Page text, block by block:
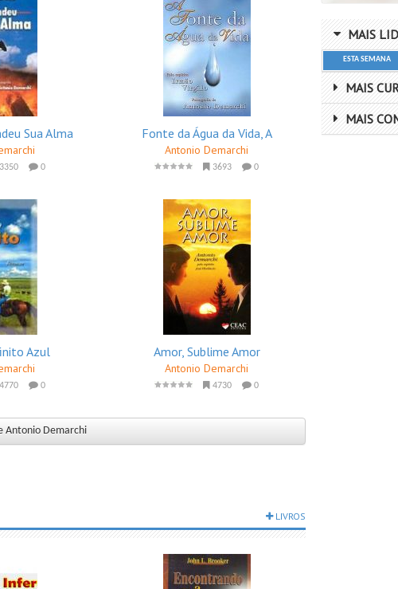
Sua Alma
3350 0
Fonte da Água da Vida, A
Antonio Demarchi
3693 0
Azul
4770 0
Amor, Sublime Amor
Antonio Demarchi
4730 0
Antonio Demarchi
LIVROS
MAIS
ESTA SEMANA
MAIS
MAIS